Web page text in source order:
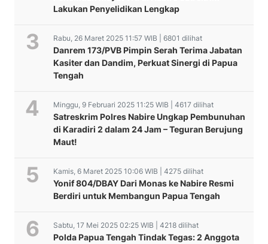
Lakukan Penyelidikan Lengkap
Rabu, 26 Maret 2025 11:57 WIB | 6801 dilihat
Danrem 173/PVB Pimpin Serah Terima Jabatan
Kasiter dan Dandim, Perkuat Sinergi di Papua
Tengah
Minggu, 9 Februari 2025 11:25 WIB | 4617 dilihat
Satreskrim Polres Nabire Ungkap Pembunuhan
di Karadiri 2 dalam 24 Jam – Teguran Berujung
Maut!
Kamis, 6 Maret 2025 10:06 WIB | 4275 dilihat
Yonif 804/DBAY Dari Monas ke Nabire Resmi
Berdiri untuk Membangun Papua Tengah
Sabtu, 17 Mei 2025 02:25 WIB | 4218 dilihat
Polda Papua Tengah Tindak Tegas: 2 Anggota